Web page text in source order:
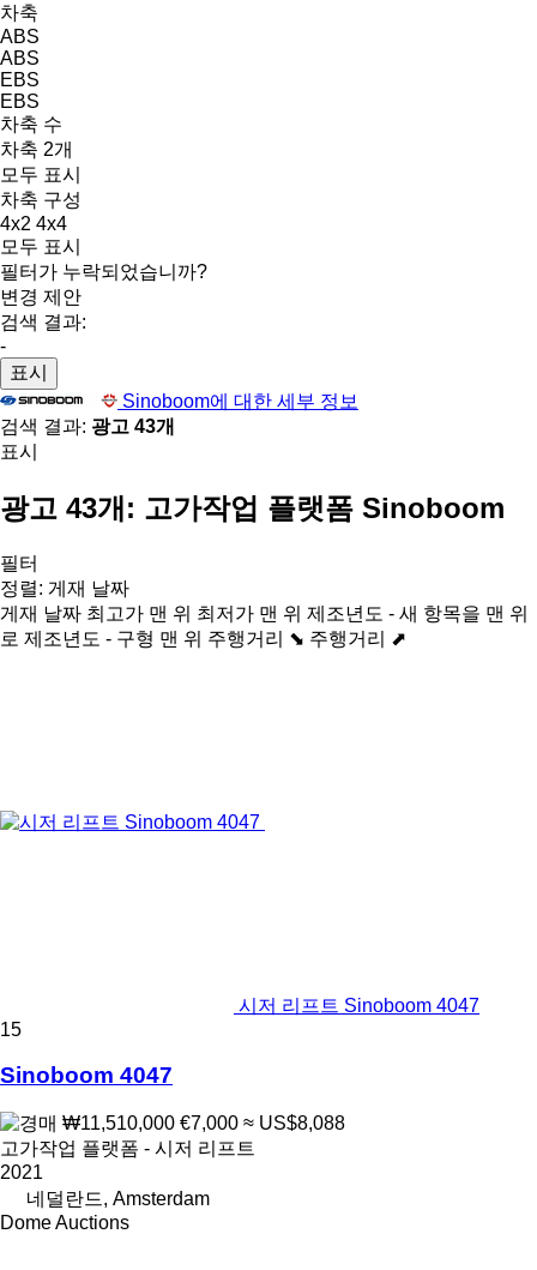
차축
ABS
ABS
EBS
EBS
차축 수
차축 2개
모두 표시
차축 구성
4x2 4x4
모두 표시
필터가 누락되었습니까?
변경 제안
검색 결과:
-
표시
Sinoboom에 대한 세부 정보
검색 결과: 광고 43개
표시
광고 43개: 고가작업 플랫폼 Sinoboom
필터
정렬: 게재 날짜
게재 날짜 최고가 맨 위 최저가 맨 위 제조년도 - 새 항목을 맨 위
로 제조년도 - 구형 맨 위 주행거리 ⬊ 주행거리 ⬈
시저 리프트 Sinoboom 4047
15
Sinoboom 4047
₩11,510,000 €7,000 ≈ US$8,088
고가작업 플랫폼 - 시저 리프트
2021
네덜란드, Amsterdam
Dome Auctions